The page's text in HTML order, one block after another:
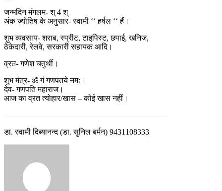
जन्मदिन मंगलम- श् 4 श्
अंक ज्योतिष के अनुसार- स्वामी ‘‘ हर्षल ‘‘ हैं।
शुभ व्यवसाय- शराब, स्प्रीट, टाइपिस्ट, छपाई, खनिज,
ठेकेदारी, रेलवे, सरकारी सहायक आदि।
व्रत- गणेश चतुर्थी।
शुभ मंत्र- ॐ गं गणपतये नमः।
देव- गणपति महाराज।
आज का व्रत त्योहार/खास – कोई खास नहीं।
————————————————————–
डा. स्वामी दिब्यानन्द (डा. सुनिल बर्मन) 9431108333